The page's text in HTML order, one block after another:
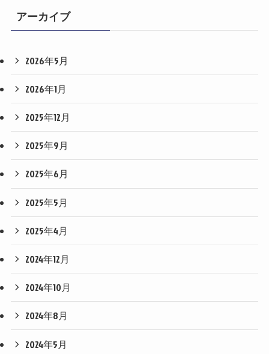
アーカイブ
2026年5月
2026年1月
2025年12月
2025年9月
2025年6月
2025年5月
2025年4月
2024年12月
2024年10月
2024年8月
2024年5月